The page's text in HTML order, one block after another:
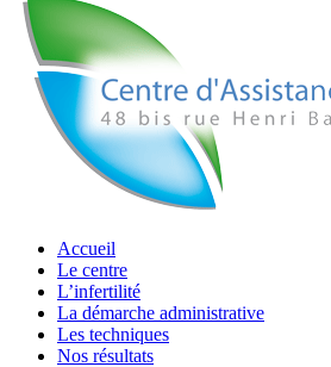
Accueil
Le centre
L’infertilité
La démarche administrative
Les techniques
Nos résultats